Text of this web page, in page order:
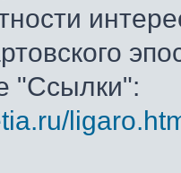
"Ссылки":